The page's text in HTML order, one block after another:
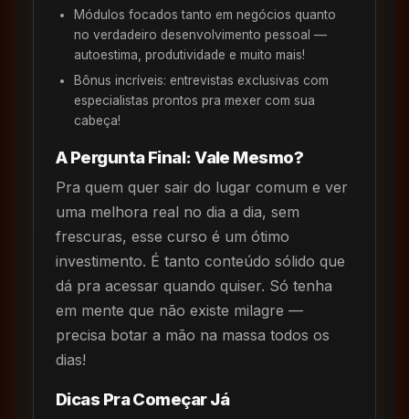
Módulos focados tanto em negócios quanto
no verdadeiro desenvolvimento pessoal —
autoestima, produtividade e muito mais!
Bônus incríveis: entrevistas exclusivas com
especialistas prontos pra mexer com sua
cabeça!
A Pergunta Final: Vale Mesmo?
Pra quem quer sair do lugar comum e ver
uma melhora real no dia a dia, sem
frescuras, esse curso é um ótimo
investimento. É tanto conteúdo sólido que
dá pra acessar quando quiser. Só tenha
em mente que não existe milagre —
precisa botar a mão na massa todos os
dias!
Dicas Pra Começar Já